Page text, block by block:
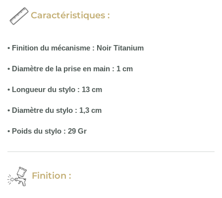
Caractéristiques :
• Finition du mécanisme : Noir Titanium
• Diamètre de la prise en main : 1 cm
• Longueur du stylo : 13 cm
• Diamètre du stylo : 1,3 cm
• Poids du stylo : 29 Gr
Finition :